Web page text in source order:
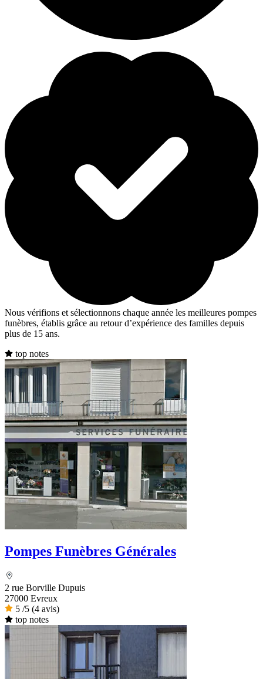
Nous vérifions et sélectionnons chaque année les meilleures pompes
funèbres, établis grâce au retour d’expérience des familles depuis
plus de 15 ans.
top notes
Pompes Funèbres Générales
2 rue Borville Dupuis
27000 Evreux
5 /5 (4 avis)
top notes